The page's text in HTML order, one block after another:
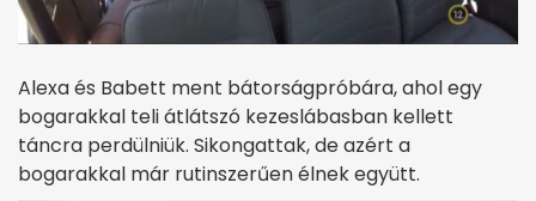
Alexa és Babett ment bátorságpróbára, ahol egy
bogarakkal teli átlátszó kezeslábasban kellett
táncra perdülniük. Sikongattak, de azért a
bogarakkal már rutinszerűen élnek együtt.